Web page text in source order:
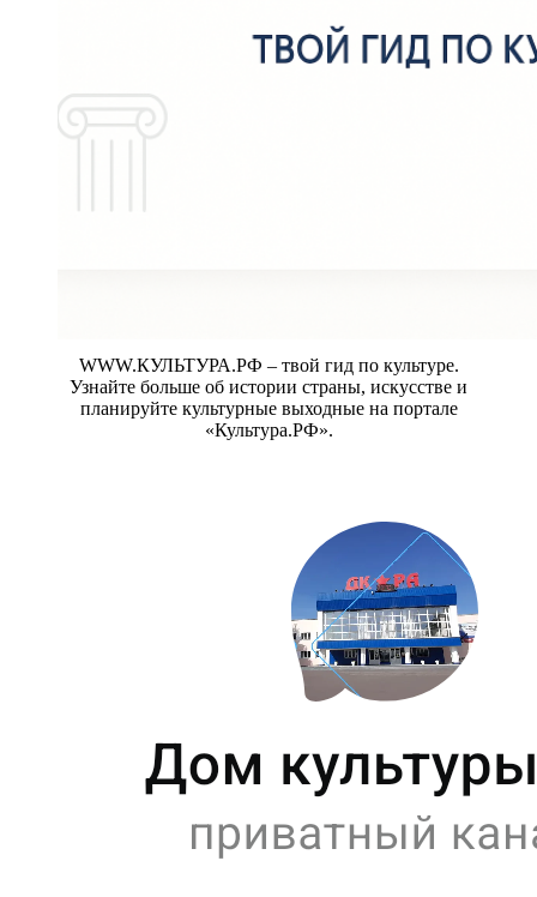
WWW.КУЛЬТУРА.РФ – твой гид по культуре.
Узнайте больше об истории страны, искусстве и
планируйте культурные выходные на портале
«Культура.РФ».